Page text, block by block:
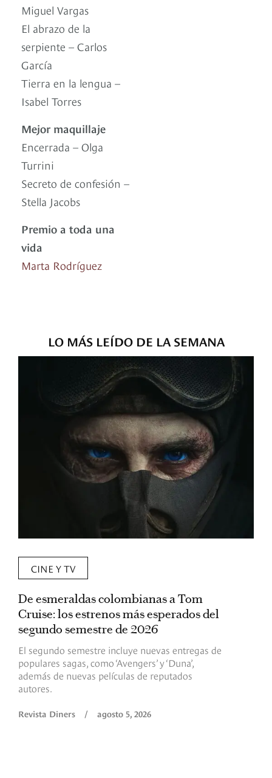
Miguel Vargas
El abrazo de la
serpiente – Carlos
García
Tierra en la lengua –
Isabel Torres
Mejor maquillaje
Encerrada – Olga
Turrini
Secreto de confesión –
Stella Jacobs
Premio a toda una
vida
Marta Rodríguez
LO MÁS LEÍDO DE LA SEMANA
CINE Y TV
De esmeraldas colombianas a Tom
Cruise: los estrenos más esperados del
segundo semestre de 2026
El segundo semestre incluye nuevas entregas de
populares sagas, como ‘Avengers’ y ‘Duna’,
además de nuevas películas de reputados
autores.
Revista Diners / agosto 5, 2026